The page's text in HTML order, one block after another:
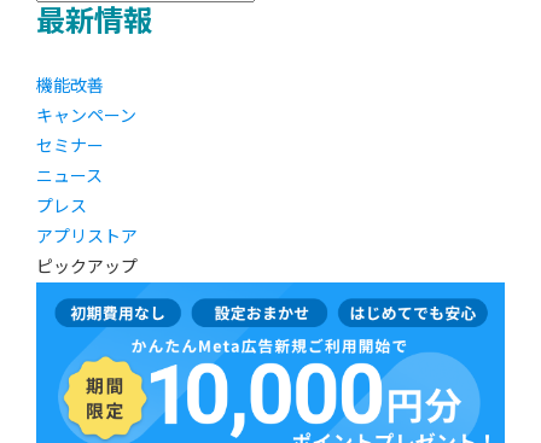
最新情報
機能改善
キャンペーン
セミナー
ニュース
プレス
アプリストア
ピックアップ